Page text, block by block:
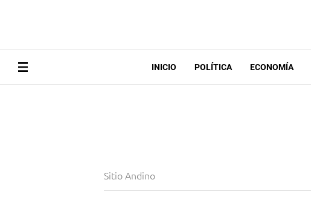
INICIO POLÍTICA ECONOMÍA
Sitio Andino